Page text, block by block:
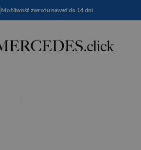
Możliwość zwrotu nawet do 14 dni